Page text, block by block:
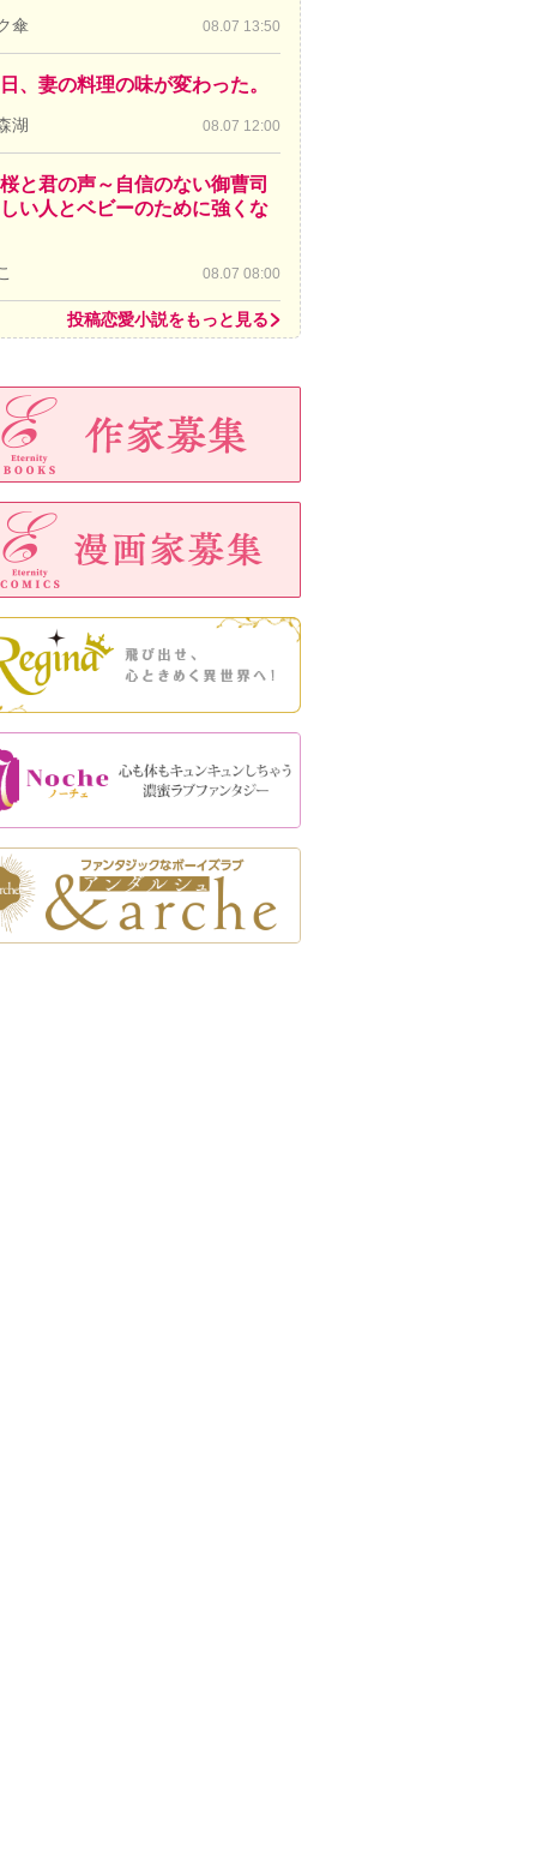
傘 08.07 13:50
、妻の料理の味が変わった。
湖 08.07 12:00
と君の声～自信のない御曹司
い人とベビーのために強くな
08.07 08:00
投稿恋愛小説をもっと見る